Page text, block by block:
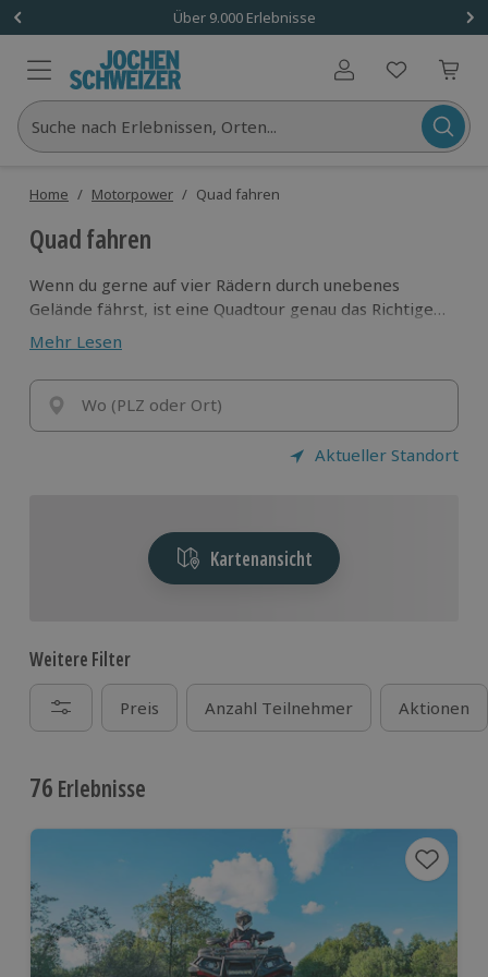
Über 9.000 Erlebnisse
Benutzerkonto
Suche nach Erlebnissen, Orten...
Home / Motorpower / Quad fahren
Quad fahren
Wenn du gerne auf vier Rädern durch unebenes
Gelände fährst, ist eine Quadtour genau das Richtige
für dich! Die wendigen Fahrzeuge meistern fast jedes
Terrain und lassen dich mit Highspeed durchs
Gelände jagen oder entspannt über Straßen cruisen.
Im Onlineshop von Jochen Schweizer kannst du ganz
einfach dein Quad-Erlebnis buchen!
Mehr Lesen
Wo (PLZ oder Ort)
Aktueller Standort
Kartenansicht
Weitere Filter
Preis Anzahl Teilnehmer Aktionen
76 Erlebnisse